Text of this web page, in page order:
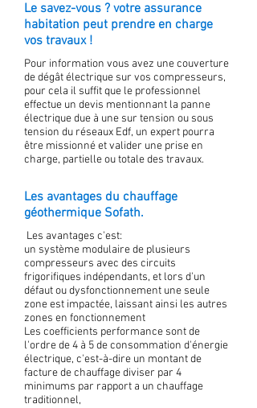
Le savez-vous ? votre assurance
habitation peut prendre en charge
vos travaux !
Pour information vous avez une couverture
de dégât électrique sur vos compresseurs,
pour cela il suffit que le professionnel
effectue un devis mentionnant la panne
électrique due à une sur tension ou sous
tension du réseaux Edf, un expert pourra
être missionné et valider une prise en
charge, partielle ou totale des travaux.
Les avantages du chauffage
géothermique Sofath.
Les avantages c'est:
un système modulaire de plusieurs
compresseurs avec des circuits
frigorifiques indépendants, et lors d'un
défaut ou dysfonctionnement une seule
zone est impactée, laissant ainsi les autres
zones en fonctionnement
Les coefficients performance sont de
l'ordre de 4 à 5 de consommation d'énergie
électrique, c'est-à-dire un montant de
facture de chauffage diviser par 4
minimums par rapport a un chauffage
traditionnel,